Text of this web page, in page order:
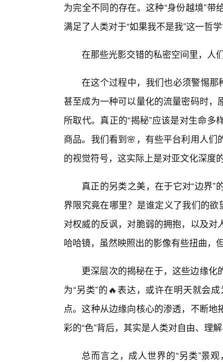
为完全不同的存在。这种“身份越境”
满足了人类对于“如果我不是我”这一哲
在那些光影交错的私密空间里，人
在这个过程中，我们也必须警惕那
甚至成为一种可以量化的流量密码时
所取代。真正的“揭秘”应该是对生命
商品。我们看到🌸，有些平台利用人
的视觉符号，这实际上是对亚文化深度
真正的另类之美，在于它对“边界
界限究竟在哪里？是谁定义了我们的
对权威的反讽，对脆弱的拥抱，以及
哈哈镜，虽然映照出的影像有些扭曲，
更深层次的揭秘在于，这些边缘
为“另类”的🔥表达，或许在明天就会
点。这种从边缘向核心的渗透，不断
彩的“色”背后，其实是人类对自由、理
总而言之，成人世界的“另类”景